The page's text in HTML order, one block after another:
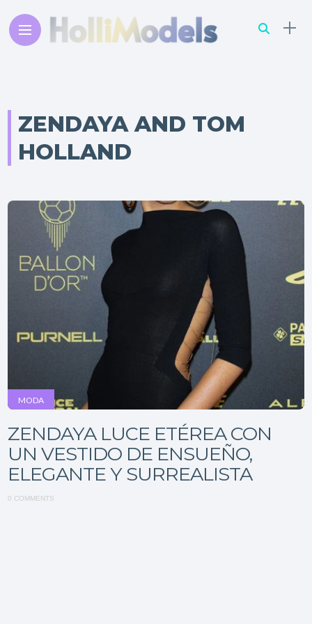
ZENDAYA AND TOM
HOLLAND
MODA
ZENDAYA LUCE ETÉREA CON
UN VESTIDO DE ENSUEÑO,
ELEGANTE Y SURREALISTA
0 COMMENTS